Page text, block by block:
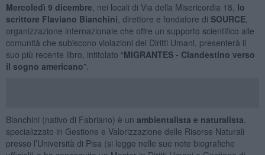
Mercoledì 9 dicembre , nei locali di Via della Misericordia 18, lo
scrittore Flaviano Bianchini , direttore e fondatore di SOURCE,
organizzazione internazionale che offre un supporto scientifico alle
comunità che subiscono violazioni dei Diritti Umani, presenterà il
suo più recente libro, intitolato “MIGRANTES - Clandestino verso
il sogno americano”.
Bianchini (nativo di Fabriano) è un ambientalista e naturalista
specializzato in Gestione e Valorizzazione delle Risorse Naturali
presso l’Università di Pisa (si legge nelle sue note biografiche